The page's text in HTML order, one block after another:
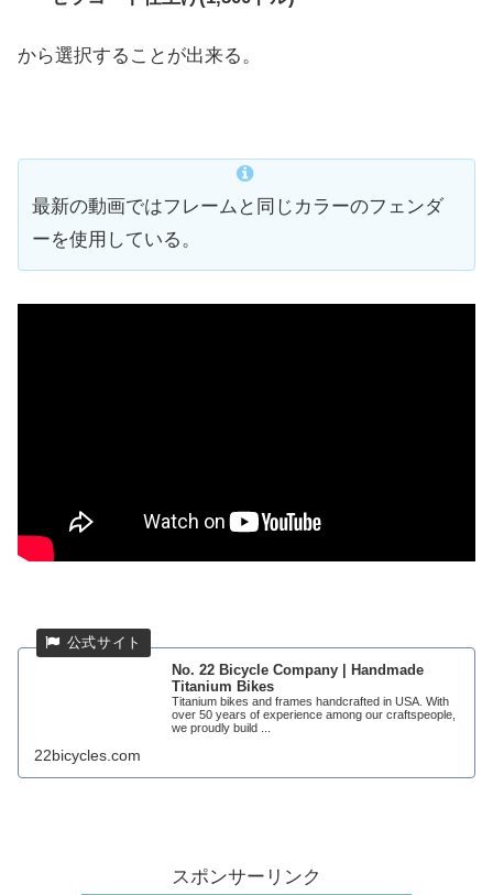
から選択することが出来る。
最新の動画ではフレームと同じカラーのフェンダ
ーを使用している。
No. 22 Bicycle Company | Handmade
Titanium Bikes
Titanium bikes and frames handcrafted in USA. With
over 50 years of experience among our craftspeople,
we proudly build ...
22bicycles.com
スポンサーリンク